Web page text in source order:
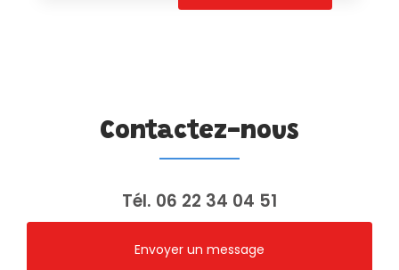
Contactez-nous
Tél. 06 22 34 04 51
Envoyer un message